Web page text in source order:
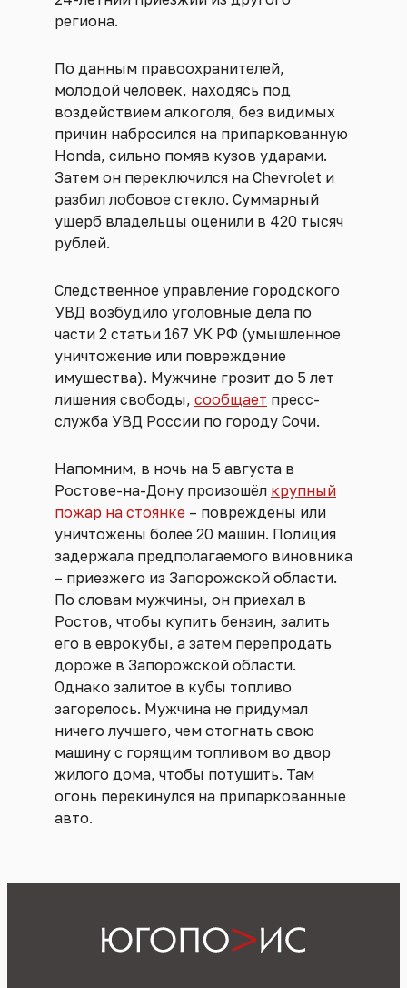
региона.
По данным правоохранителей,
молодой человек, находясь под
воздействием алкоголя, без видимых
причин набросился на припаркованную
Honda, сильно помяв кузов ударами.
Затем он переключился на Chevrolet и
разбил лобовое стекло. Суммарный
ущерб владельцы оценили в 420 тысяч
рублей.
Следственное управление городского
УВД возбудило уголовные дела по
части 2 статьи 167 УК РФ (умышленное
уничтожение или повреждение
имущества). Мужчине грозит до 5 лет
лишения свободы, сообщает пресс-
служба УВД России по городу Сочи.
Напомним, в ночь на 5 августа в
Ростове-на-Дону произошёл крупный
пожар на стоянке – повреждены или
уничтожены более 20 машин. Полиция
задержала предполагаемого виновника
– приезжего из Запорожской области.
По словам мужчины, он приехал в
Ростов, чтобы купить бензин, залить
его в еврокубы, а затем перепродать
дороже в Запорожской области.
Однако залитое в кубы топливо
загорелось. Мужчина не придумал
ничего лучшего, чем отогнать свою
машину с горящим топливом во двор
жилого дома, чтобы потушить. Там
огонь перекинулся на припаркованные
авто.